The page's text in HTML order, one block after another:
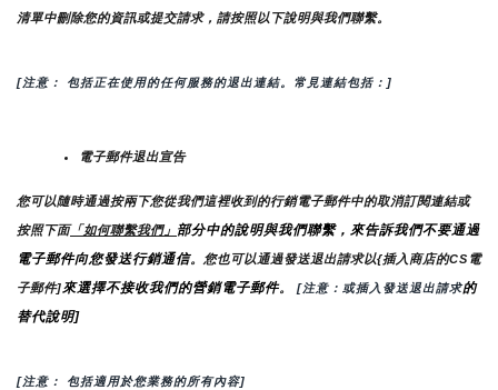
清單中刪除您的資訊或提交請求，請按照以下說明與我們聯繫。
[注意： 包括正在使用的任何服務的退出連結。常見連結包括：]
電子郵件退出宣告
您可以隨時通過按兩下您從我們這裡收到的行銷電子郵件中的取消訂閱連結或
按照下面「如何聯繫我們」 部分中的說明與我們聯繫，來告訴我們不要通過
電子郵件向您發送行銷通信。您也可以通過發送退出請求以{插入商店的CS電
子郵件]來選擇不接收我們的營銷電子郵件。 [注意：或插入發送退出請求的
替代說明]
[注意： 包括適用於您業務的所有內容]